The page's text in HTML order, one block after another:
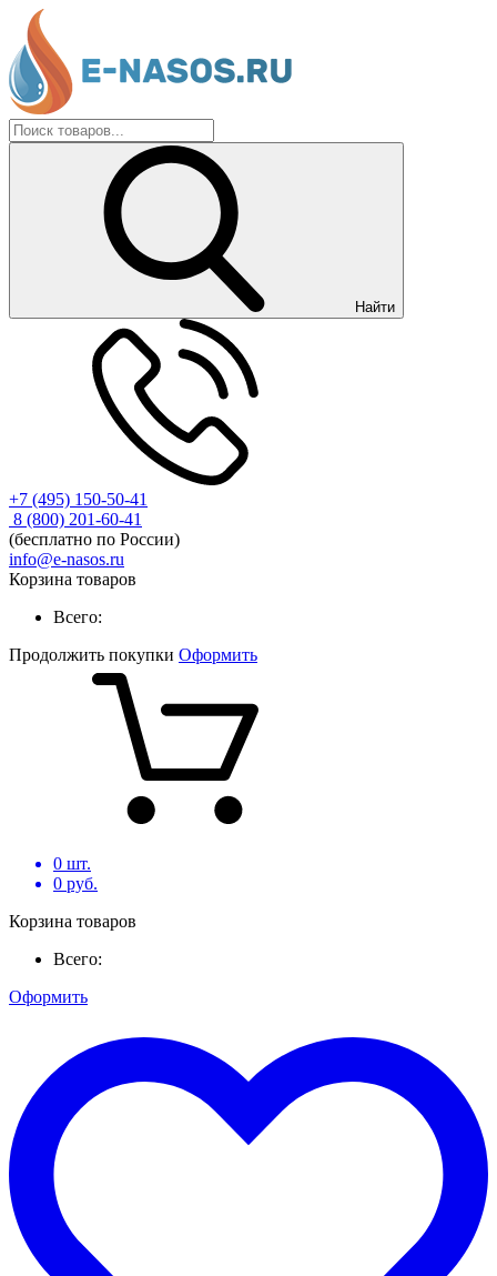
Найти
+7 (495) 150-50-41
8 (800) 201-60-41
(бесплатно по России)
info@e-nasos.ru
Корзина товаров
Всего:
Продолжить покупки Оформить
0 шт.
0 руб.
Корзина товаров
Всего:
Оформить